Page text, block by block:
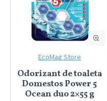
EcoMag Store
Odorizant de toaleta
Domestos Power 5
Ocean duo 2×55 g